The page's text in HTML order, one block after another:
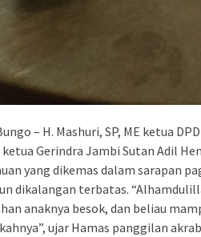
– H. Mashuri, SP, ME ketua
Gerindra Jambi Sutan Adil
yang dikemas dalam sarapan
dikalangan terbatas.
anaknya besok, dan beliau
ujar Hamas panggilan